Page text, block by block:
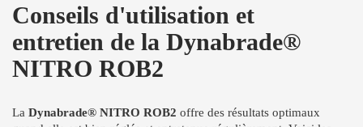
Conseils d'utilisation et
entretien de la Dynabrade®
NITRO ROB2
La Dynabrade® NITRO ROB2 offre des résultats optimaux